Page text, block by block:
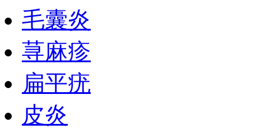
毛囊炎
荨麻疹
扁平疣
皮炎